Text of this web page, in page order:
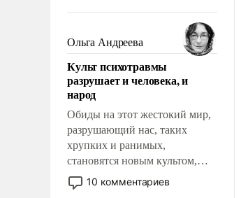
сложна и амбициозна. Однако
и ее реализация радикально
поднимет наши боевые
возможности.
Ольга Андреева
Культ психотравмы
разрушает и человека, и
народ
Обиды на этот жестокий мир,
разрушающий нас, таких
хрупких и ранимых,
становятся новым культом,
постепенно вытесняя и
отменяя традиционное
10 комментариев